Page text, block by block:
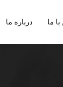
ما درباره ما